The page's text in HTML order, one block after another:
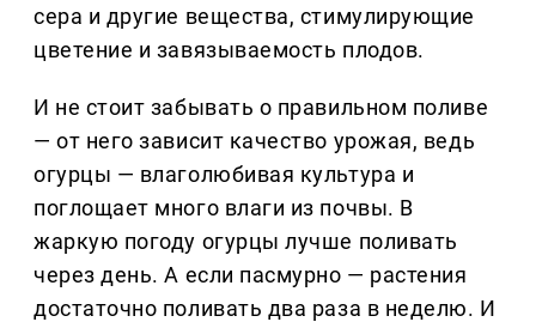
сера и другие вещества, стимулирующие
цветение и завязываемость плодов.
И не стоит забывать о правильном поливе
— от него зависит качество урожая, ведь
огурцы — влаголюбивая культура и
поглощает много влаги из почвы. В
жаркую погоду огурцы лучше поливать
через день. А если пасмурно — растения
достаточно поливать два раза в неделю. И